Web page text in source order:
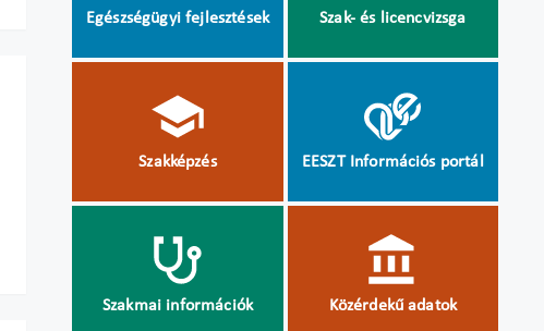
Egészségügyi fejlesztések Szak- és licencvizsga
Szakképzés EESZT Információs portál
Szakmai információk Közérdekű adatok